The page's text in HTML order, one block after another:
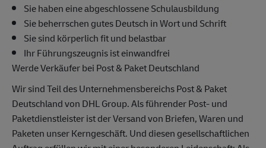
Sie haben eine abgeschlossene Schulausbildung
Sie beherrschen gutes Deutsch in Wort und Schrift
Sie sind körperlich fit und belastbar
Ihr Führungszeugnis ist einwandfrei
Werde Verkäufer bei Post & Paket Deutschland
Wir sind Teil des Unternehmensbereichs Post & Paket
Deutschland von DHL Group. Als führender Post- und
Paketdienstleister ist der Versand von Briefen, Waren und
Paketen unser Kerngeschäft. Und diesen gesellschaftlichen